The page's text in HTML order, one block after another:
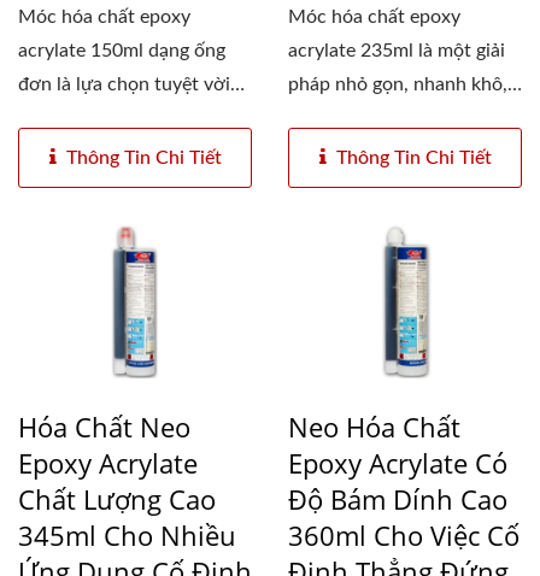
Móc hóa chất epoxy
acrylate 150ml dạng ống
đơn là lựa chọn tuyệt vời
Thông Tin Chi Tiết
Móc hóa chất epoxy
acrylate 235ml là một giải
pháp nhỏ gọn, nhanh khô,
Thông Tin Chi Tiết
Hóa Chất Neo
Epoxy Acrylate
Chất Lượng Cao
345ml Cho Nhiều
Neo Hóa Chất
Epoxy Acrylate Có
Độ Bám Dính Cao
360ml Cho Việc Cố